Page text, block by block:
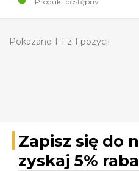
Pokazano 1-1 z 1 pozycji
Zapisz się do
zyskaj 5%